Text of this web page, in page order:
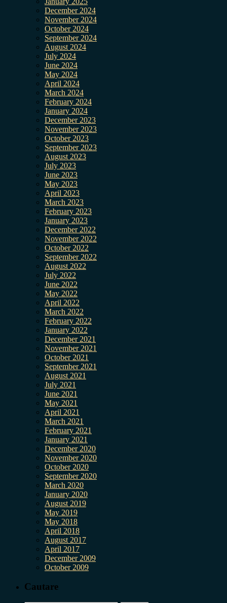
December 2024
November 2024
October 2024
September 2024
August 2024
July 2024
June 2024
May 2024
April 2024
March 2024
February 2024
January 2024
December 2023
November 2023
October 2023
September 2023
August 2023
July 2023
June 2023
May 2023
April 2023
March 2023
February 2023
January 2023
December 2022
November 2022
October 2022
September 2022
August 2022
July 2022
June 2022
May 2022
April 2022
March 2022
February 2022
January 2022
December 2021
November 2021
October 2021
September 2021
August 2021
July 2021
June 2021
May 2021
April 2021
March 2021
February 2021
January 2021
December 2020
November 2020
October 2020
September 2020
March 2020
January 2020
August 2019
May 2019
May 2018
April 2018
August 2017
April 2017
December 2009
October 2009
Cautare